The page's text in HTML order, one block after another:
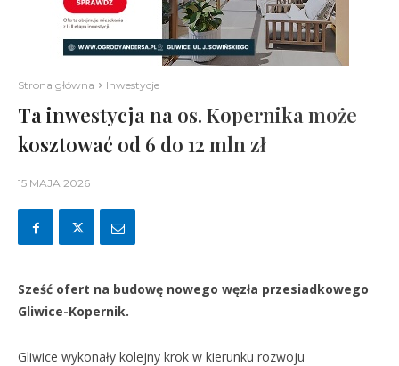
Strona główna Inwestycje
Ta inwestycja na os. Kopernika może
kosztować od 6 do 12 mln zł
15 MAJA 2026
Sześć ofert na budowę nowego węzła przesiadkowego
Gliwice-Kopernik.
Gliwice wykonały kolejny krok w kierunku rozwoju